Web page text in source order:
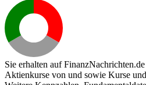
Sie erhalten auf
Aktienkurse von und sowie Kurse